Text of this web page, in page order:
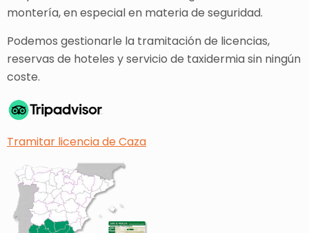
montería, en especial en materia de seguridad.
Podemos gestionarle la tramitación de licencias,
reservas de hoteles y servicio de taxidermia sin ningún
coste.
Tramitar licencia de Caza